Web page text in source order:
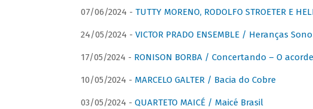
07/06/2024 - TUTTY MORENO, RODOLFO STROETER E
24/05/2024 - VICTOR PRADO ENSEMBLE / Heranças
17/05/2024 - RONISON BORBA / Concertando – O
10/05/2024 - MARCELO GALTER / Bacia do Cobre
03/05/2024 - QUARTETO MAICÉ / Maicé Brasil